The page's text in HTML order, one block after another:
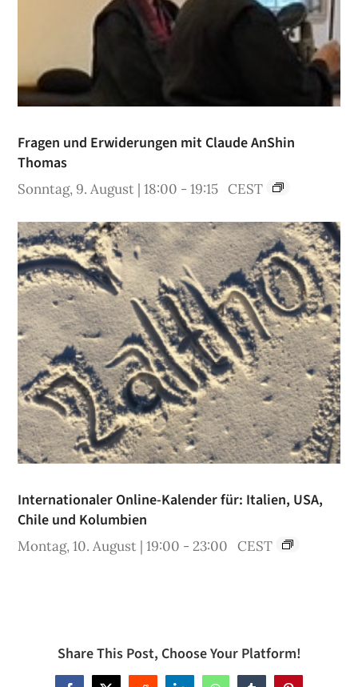
Fragen und Erwiderungen mit Claude AnShin
Thomas
Sonntag, 9. August | 18:00 -19:15 CEST
Internationaler Online-Kalender für: Italien, USA,
Chile und Kolumbien
Montag, 10. August | 19:00 -23:00 CEST
Share This Post, Choose Your Platform!